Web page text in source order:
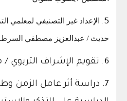
5. الإعداد غير التصنيفي لمعلمي
حديث / عبدالعزيز مصطفي
6. تقويم الإشراف التربوي /
7. دراسة أثر عامل الزمن